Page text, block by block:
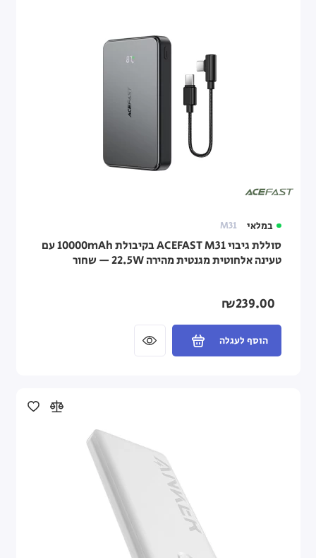
במלאי M31
סוללת גיבוי ACEFAST M31 בקיבולת 10000mAh עם
טעינה אלחוטית מגנטית מהירה 22.5W — שחור
₪239.00
הוסף לעגלה